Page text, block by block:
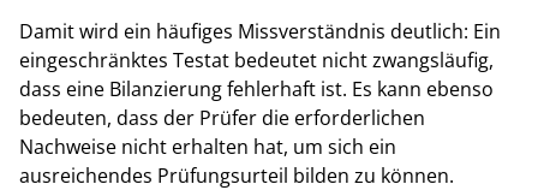
Damit wird ein häufiges Missverständnis deutlich: Ein
eingeschränktes Testat bedeutet nicht zwangsläufig,
dass eine Bilanzierung fehlerhaft ist. Es kann ebenso
bedeuten, dass der Prüfer die erforderlichen
Nachweise nicht erhalten hat, um sich ein
ausreichendes Prüfungsurteil bilden zu können.